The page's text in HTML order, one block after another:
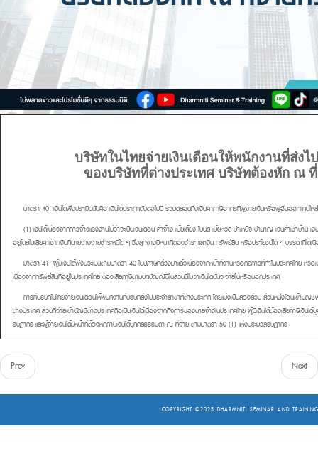
บริษัทในไทยจ่ายเงินเดือนให้พนักงานที่ส่งไ
ของบริษัทที่ต่างประเทศ บริษัทต้องหัก ณ
มาตรา 40เงินได้พึงประเมินนั้นคือ เงินได้ประเภทดังต่อไปนี้ รวมตลอดถึงเงินค่าภาษีอากรที่ผู้จ่ายเงินหรือผู้อื่นออกแทนให้ส
(1)เงินได้เนื่องจากการจ้างแรงงานไม่ว่าจะเป็นเงินเดือน ค่าจ้าง เบี้ยเลี้ยง โบนัส เบี้ยหวัด บำเหน็จ บำนาญ เงินค่าเช่าบ้าน
อยู่โดยไม่เสียค่าเช่า เงินที่นายจ้างจ่ายชำระหนี้ใด ๆ ซึ่งลูกจ้างมีหน้าที่ต้องชำระ และเงิน ทรัพย์สิน หรือประโยชน์ใด ๆ บรรดาที่ได้เ
มาตรา 41 ผู้มีเงินได้พึงประเมินตามมาตรา 40 ในปีภาษีที่ล่วงมาแล้วเนื่องจากหน้าที่งานหรือกิจการที่ทำในประเทศไทย หรือ
เนื่องจากทรัพย์สินที่อยู่ในประเทศไทย ต้องเสียภาษีตามบทบัญญัติในส่วนนี้ไม่ว่าเงินได้นั้นจะจ่ายในหรือนอกประเทศ
การที่บริษัทในไทยจ่ายเงินเดือนให้พนักงานที่บริษัทส่งไปประจำสาขาที่ต่างประเทศ โดยแบ่งเป็นสองส่วน ส่วนหนึ่งโอนเข้าบัญ
ต่างประเทศ ส่วนที่จ่ายเข้าบัญชีต่างประเทศถือเป็นเงินได้เนื่องจากกิจการของนายจ้างในประเทศไทย ผู้มีเงินได้ต้องเสียภาษีเงิน
รัษฎากร และผู้จ่ายเงินได้มีหน้าที่ต้องหักภาษีเงินได้บุคคลธรรมดา ณ ที่จ่าย ตามมาตรา 50 (1) แห่งประมวลรัษฎากร
Prev Next
COPYRIGHT ©2025 DHARMNITI SEMINAR AND